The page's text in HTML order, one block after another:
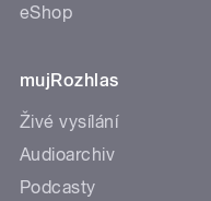
eShop
mujRozhlas
Živé vysílání
Audioarchiv
Podcasty